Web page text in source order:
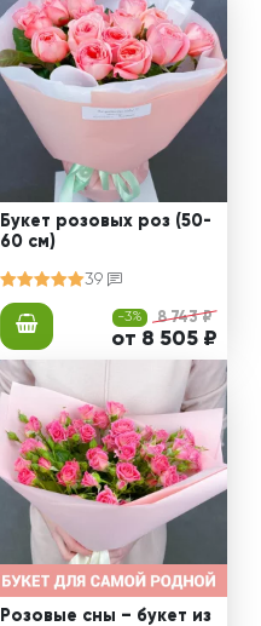
Букет розовых роз (50-
60 см)
39
-3% 8 743 ₽
от 8 505 ₽
Розовые сны – букет из